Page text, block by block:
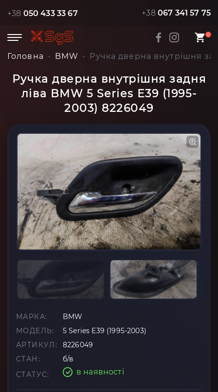
+38 050 433 33 67 +38 067 341 57 75
0
Головна BMW Ручка дверна внутрішня
Ручка дверна внутрішня задня
ліва BMW 5 Series E39 (1995-
2003) 8226049
МАРКА:
BMW
МОДЕЛЬ:
5 Series E39 (1995-2003)
АРТИКУЛ:
8226049
СТАН:
б/в
СТАТУС:
в наявності